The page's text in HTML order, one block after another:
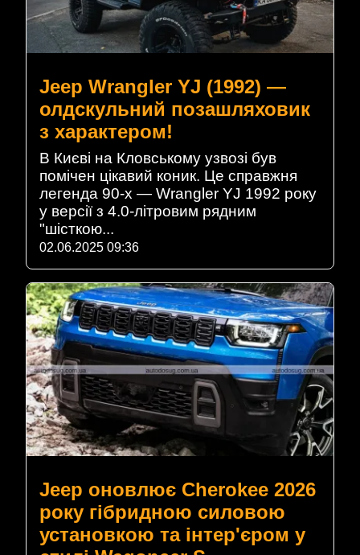
Jeep Wrangler YJ (1992) —
олдскульний позашляховик
з характером!
В Києві на Кловському узвозі був
помічен цікавий коник. Це справжня
легенда 90-х — Wrangler YJ 1992 року
у версії з 4.0-літровим рядним
"шісткою...
02.06.2025 09:36
Jeep оновлює Cherokee 2026
року гібридною силовою
установкою та інтер'єром у